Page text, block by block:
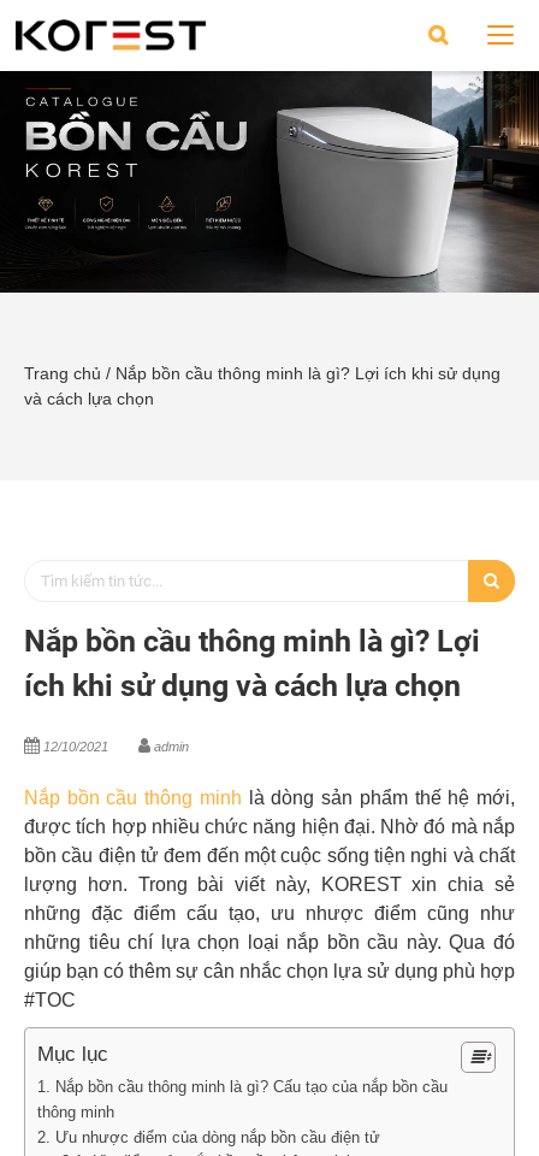
Trang chủ / Nắp bồn cầu thông minh là gì? Lợi ích khi sử dụng
và cách lựa chọn
Nắp bồn cầu thông minh là gì? Lợi
ích khi sử dụng và cách lựa chọn
12/10/2021 admin
Nắp bồn cầu thông minh là dòng sản phẩm thế hệ mới,
được tích hợp nhiều chức năng hiện đại. Nhờ đó mà nắp
bồn cầu điện tử đem đến một cuộc sống tiện nghi và chất
lượng hơn. Trong bài viết này, KOREST xin chia sẻ
những đặc điểm cấu tạo, ưu nhược điểm cũng như
những tiêu chí lựa chọn loại nắp bồn cầu này. Qua đó
giúp bạn có thêm sự cân nhắc chọn lựa sử dụng phù hợp
#TOC
Mục lục
1. Nắp bồn cầu thông minh là gì? Cấu tạo của nắp bồn cầu
thông minh
2. Ưu nhược điểm của dòng nắp bồn cầu điện tử